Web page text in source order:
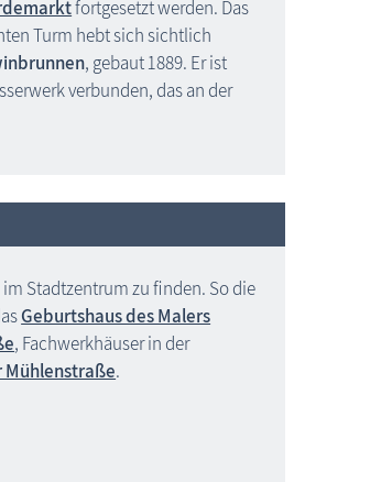
fortgesetzt werden. Das
Turm hebt sich sichtlich
, gebaut 1889. Er ist
verbunden, das an der
Stadtzentrum zu finden. So die
Geburtshaus des Malers
, Fachwerkhäuser in der
Mühlenstraße.